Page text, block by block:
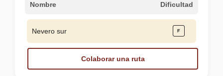
Nombre Dificultad
Nevero sur
Colaborar una ruta